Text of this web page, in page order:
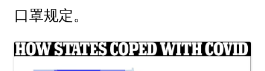
口罩规定。